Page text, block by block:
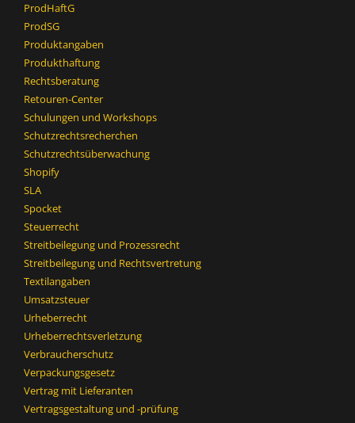
ProdHaftG
ProdSG
Produktangaben
Produkthaftung
Rechtsberatung
Retouren-Center
Schulungen und Workshops
Schutzrechtsrecherchen
Schutzrechtsüberwachung
Shopify
SLA
Spocket
Steuerrecht
Streitbeilegung und Prozessrecht​
Streitbeilegung und Rechtsvertretung
Textilangaben
Umsatzsteuer
Urheberrecht
Urheberrechtsverletzung
Verbraucherschutz
Verpackungsgesetz
Vertrag mit Lieferanten
Vertragsgestaltung und -prüfung